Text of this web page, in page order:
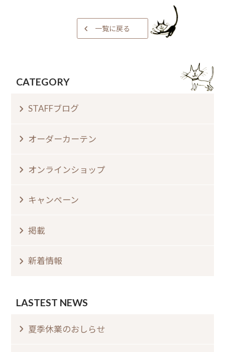
一覧に戻る
CATEGORY
STAFFブログ
オーダーカーテン
オンラインショップ
キャンペーン
掲載
新着情報
LASTEST NEWS
夏季休業のおしらせ⁠